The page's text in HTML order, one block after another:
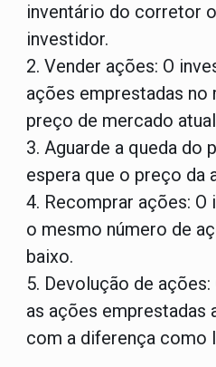
inventário do corretor
investidor.
2. Vender ações: O
ações emprestadas no
preço de mercado
3. Aguarde a queda do
espera que o preço da
4. Recomprar ações: O
o mesmo número de
baixo.
5. Devolução de ações:
as ações emprestadas
com a diferença como